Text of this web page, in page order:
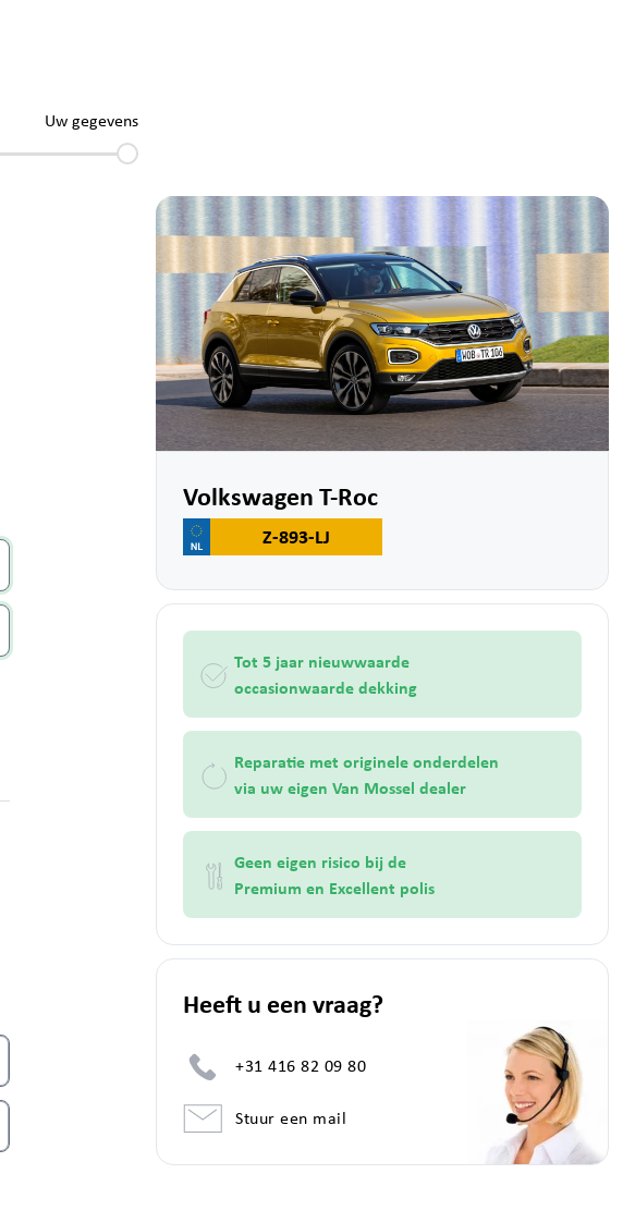
Uw gegevens
Volkswagen T-Roc
Z-893-LJ
Tot 5 jaar nieuwwaarde
occasionwaarde dekking
Reparatie met originele onderdelen
via uw eigen Van Mossel dealer
Geen eigen risico bij de
Premium en Excellent polis
Heeft u een vraag?
+31 416 82 09 80
Stuur een mail